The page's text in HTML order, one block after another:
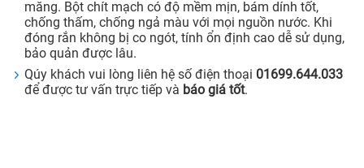
măng. Bột chít mạch có độ mềm mịn, bám dính tốt,
chống thấm, chống ngả màu với mọi nguồn nước. Khi
đóng rắn không bị co ngót, tính ổn định cao dễ sử dụng,
bảo quản được lâu.
Qúy khách vui lòng liên hệ số điện thoại 01699.644.033
để được tư vấn trực tiếp và báo giá tốt.